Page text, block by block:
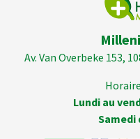
Av. Van Overbeke 153,
Lundi au
Samedi